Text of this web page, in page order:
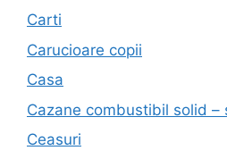
Carti
Carucioare copii
Casa
Cazane combustibil solid –
Ceasuri